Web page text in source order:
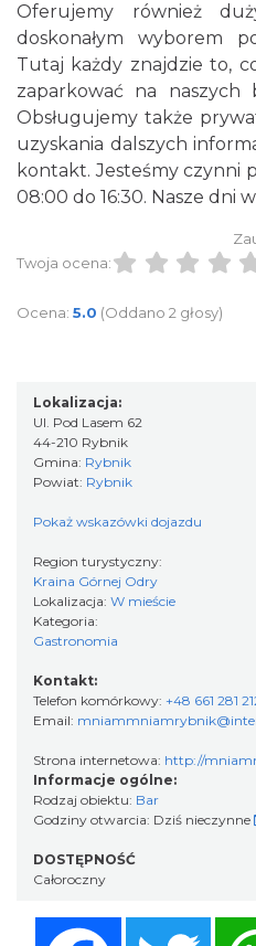
Oferujemy również
doskonałym wyborem
Tutaj każdy znajdzie to,
zaparkować na naszych
Obsługujemy także
uzyskania dalszych
kontakt. Jesteśmy czynni
08:00 do 16:30. Nasze dni
Twoja ocena:
Ocena: 5.0 (Oddano 2 głosy)
Lokalizacja:
Ul. Pod Lasem 62
44-210 Rybnik
Gmina: Rybnik
Powiat: Rybnik
Pokaż wskazówki dojazdu
Region turystyczny:
Kraina Górnej Odry
Lokalizacja: W mieście
Kategoria:
Gastronomia
Kontakt:
Telefon komórkowy: +48 661 281
Email:
Strona internetowa: http://
Informacje ogólne:
Rodzaj obiektu: Bar
Godziny otwarcia: Dziś nieczynne
DOSTĘPNOŚĆ
Całoroczny